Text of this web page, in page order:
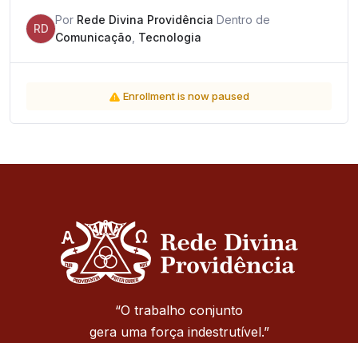
RD
Por Rede Divina Providência Dentro de
Comunicação Tecnologia
Enrollment is now paused
“O trabalho conjunto
gera uma força indestrutível.”